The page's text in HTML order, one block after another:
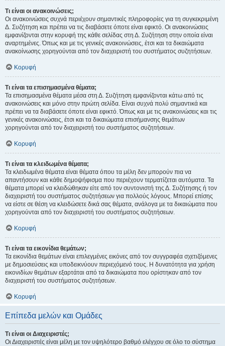
Τι είναι οι ανακοινώσεις;
Οι ανακοινώσεις συχνά περιέχουν σημαντικές πληροφορίες για τη συγκεκριμένη
Δ. Συζήτηση και πρέπει να τις διαβάσετε όποτε είναι εφικτό. Οι ανακοινώσεις
εμφανίζονται στην κορυφή της κάθε σελίδας στη Δ. Συζήτηση στην οποία είναι
αναρτημένες. Όπως και με τις γενικές ανακοινώσεις, έτσι και τα δικαιώματα
ανακοίνωσης χορηγούνται από τον διαχειριστή του συστήματος συζητήσεων.
Κορυφή
Τι είναι τα επισημασμένα θέματα;
Τα επισημασμένα θέματα μέσα στη Δ. Συζήτηση εμφανίζονται κάτω από τις
ανακοινώσεις και μόνο στην πρώτη σελίδα. Είναι συχνά πολύ σημαντικά και
πρέπει να τα διαβάσετε όποτε είναι εφικτό. Όπως και με τις ανακοινώσεις και τις
γενικές ανακοινώσεις, έτσι και τα δικαιώματα επισήμανσης θεμάτων
χορηγούνται από τον διαχειριστή του συστήματος συζητήσεων.
Κορυφή
Τι είναι τα κλειδωμένα θέματα;
Τα κλειδωμένα θέματα είναι θέματα όπου τα μέλη δεν μπορούν πια να
απαντήσουν και κάθε δημοψήφισμα που περιέχουν τερματίζεται αυτόματα. Τα
θέματα μπορεί να κλειδώθηκαν είτε από τον συντονιστή της Δ. Συζήτησης ή τον
διαχειριστή του συστήματος συζητήσεων για πολλούς λόγους. Μπορεί επίσης
να είστε σε θέση να κλειδώσετε δικά σας θέματα, ανάλογα με τα δικαιώματα που
χορηγούνται από τον διαχειριστή του συστήματος συζητήσεων.
Κορυφή
Τι είναι τα εικονίδια θεμάτων;
Τα εικονίδια θεμάτων είναι επιλεγμένες εικόνες από τον συγγραφέα σχετιζόμενες
με δημοσιεύσεις και υποδεικνύουν περιεχόμενό τους. Η δυνατότητα για χρήση
εικονιδίων θεμάτων εξαρτάται από τα δικαιώματα που ορίστηκαν από τον
διαχειριστή του συστήματος συζητήσεων.
Κορυφή
Επίπεδα μελών και Ομάδες
Τι είναι οι Διαχειριστές;
Οι Διαχειριστές είναι μέλη με τον υψηλότερο βαθμό ελέγχου σε όλο το σύστημα